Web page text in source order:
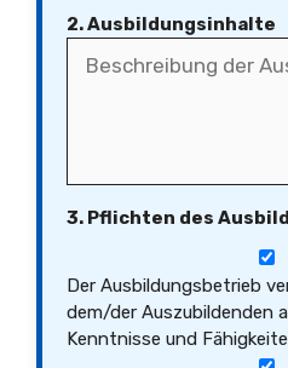
2. Ausbildungsinhalte
3. Pflichten des
Der Ausbildungsbetrieb
dem/der Auszubildenden
Kenntnisse und